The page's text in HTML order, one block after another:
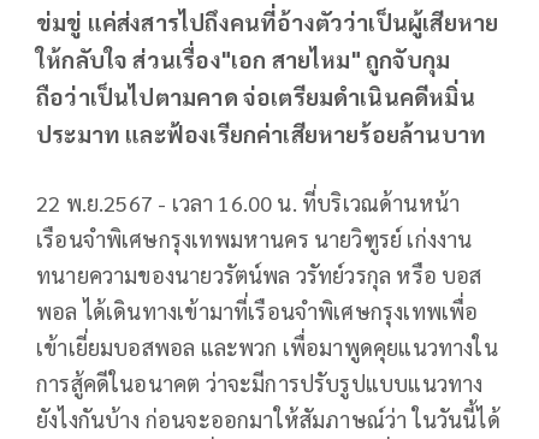
ข่มขู่ แค่ส่งสารไปถึงคนที่อ้างตัวว่าเป็นผู้เสียหาย
ให้กลับใจ ส่วนเรื่อง"เอก สายไหม" ถูกจับกุม
ถือว่าเป็นไปตามคาด จ่อเตรียมดำเนินคดีหมิ่น
ประมาท และฟ้องเรียกค่าเสียหายร้อยล้านบาท
22 พ.ย.2567 - เวลา 16.00 น. ที่บริเวณด้านหน้า
เรือนจำพิเศษกรุงเทพมหานคร​ นายวิฑูรย์ เก่งงาน
ทนายความของนายวรัตน์พล วรัทย์วรกุล หรือ บอส
พอล ได้เดินทางเข้ามาที่เรือนจำพิเศษกรุงเทพเพื่อ
เข้าเยี่ยมบอสพอล และพวก เพื่อมาพูดคุยแนวทางใน
การสู้คดีในอนาคต ว่าจะมีการปรับรูปแบบแนวทาง
ยังไงกันบ้าง ก่อนจะออกมาให้สัมภาษณ์ว่า ในวันนี้ได้